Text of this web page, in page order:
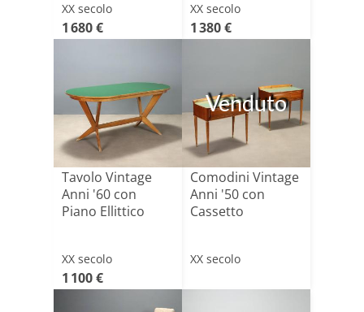
XX secolo
1 680 €
XX secolo
1 380 €
Tavolo Vintage
Anni '60 con
Piano Ellittico
XX secolo
1 100 €
Venduto
Comodini Vintage
Anni '50 con
Cassetto
XX secolo